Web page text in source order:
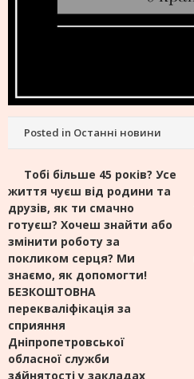
Posted in Останні новини
Навігація
записів
Тобі більше 45 років? Усе
життя чуєш від родини та
друзів, як ти смачно
готуєш? Хочеш знайти або
змінити роботу за
покликом серця? Ми
знаємо, як допомогти!
БЕЗКОШТОВНА
перекваліфікація за
сприяння
Дніпропетровської
обласної служби
зайнятості у закладах